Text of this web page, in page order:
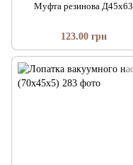
Муфта резинова Д45х63
123.00 грн